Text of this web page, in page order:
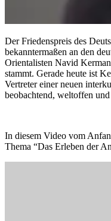
Der Friedenspreis des
bekanntermaßen an den
Orientalisten Navid
stammt. Gerade heute ist
Vertreter einer neuen
beobachtend, weltoffen
In diesem Video vom
Thema “Das Erleben der